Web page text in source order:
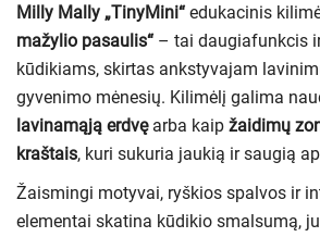
Milly Mally „TinyMini“ edukacinis
mažylio pasaulis“ – tai daugiafunkcis
kūdikiams, skirtas ankstyvajam
gyvenimo mėnesių. Kilimėlį galima
lavinamąją erdvęarba kaip žaidimų
kraštais, kuri sukuria jaukią ir saugią
Žaismingi motyvai, ryškios spalvos ir
elementai skatina kūdikio smalsumą,